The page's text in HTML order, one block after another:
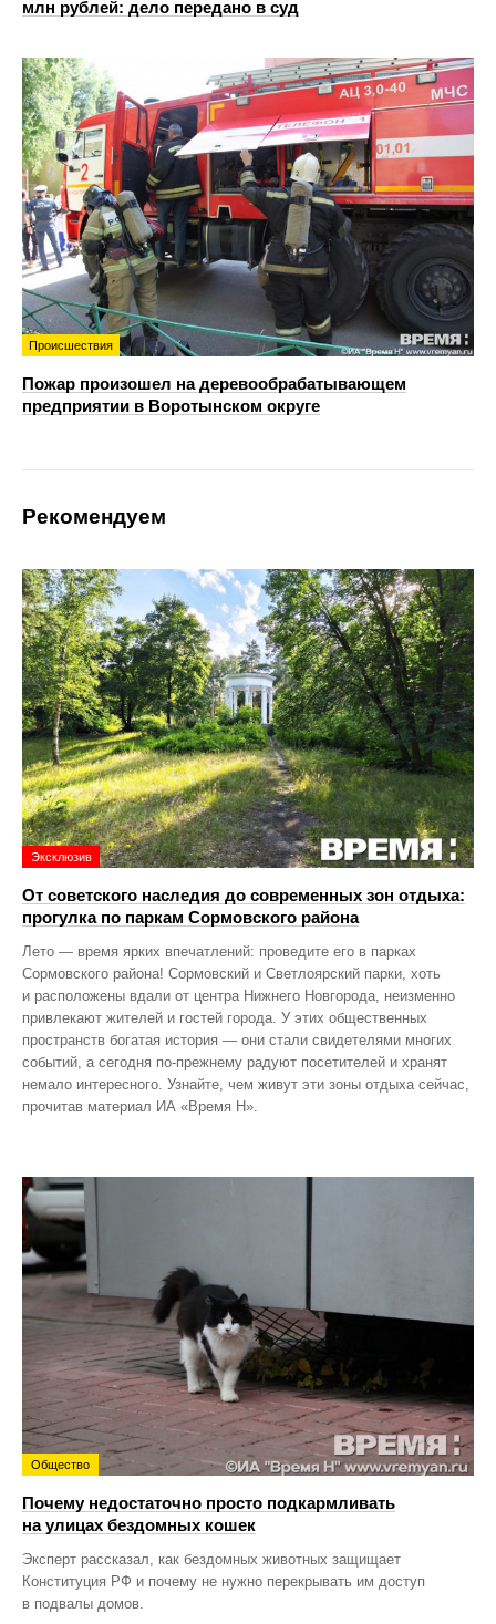
млн рублей: дело передано в суд
Происшествия
Пожар произошел на деревообрабатывающем
предприятии в Воротынском округе
Рекомендуем
Эксклюзив
От советского наследия до современных зон отдыха:
прогулка по паркам Сормовского района
Лето — время ярких впечатлений: проведите его в парках
Сормовского района! Сормовский и Светлоярский парки, хоть
и расположены вдали от центра Нижнего Новгорода, неизменно
привлекают жителей и гостей города. У этих общественных
пространств богатая история — они стали свидетелями многих
событий, а сегодня по‑прежнему радуют посетителей и хранят
немало интересного. Узнайте, чем живут эти зоны отдыха сейчас,
прочитав материал ИА «Время Н».
Общество
Почему недостаточно просто подкармливать
на улицах бездомных кошек
Эксперт рассказал, как бездомных животных защищает
Конституция РФ и почему не нужно перекрывать им доступ
в подвалы домов.